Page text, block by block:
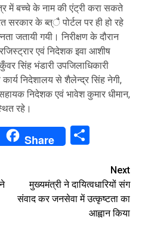
में बच्चे के नाम की एंट्री करा सकते
सरकार के ब्त्ै पोर्टल पर ही हो रहे
जतायी गयी। निरीक्षण के दौरान
एवं निदेशक इवा आशीष
सिंह भंडारी उपजिलाधिकारी
निदेशालय से शैलेन्द्र सिंह नेगी,
निदेशक एवं भावेश कुमार धीमान,
रहे।
Share
Next
मुख्यमंत्री ने दायित्वधारियों संग
संवाद कर जनसेवा में उत्कृष्टता का
आह्वान किया